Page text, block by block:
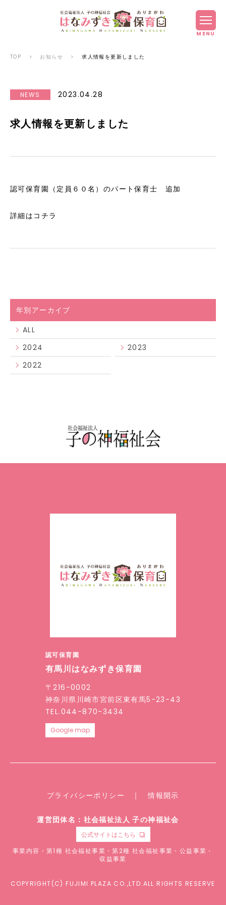
TOP > お知らせ > 求人情報を更新しました
NEWS 2023.04.28
求人情報を更新しました
認可保育園（定員６０名）のパート保育士 追加
詳細は コチラ
年別アーカイブ
ALL
2024
2023
2022
認可保育園
有馬川はなみずき保育園
〒216-0002
神奈川県川崎市宮前区東有馬5-23-43
TEL.044-870-3434
Google map
プライバシーポリシー ｜ 情報開示
運営団体名：社会福祉法人 子の神福祉会
公式サイトはこちら
事業内容・第1種 社会福祉事業・第2種 社会福祉事業・公益事業・
収益事業
COPYRIGHT(C) FUJIMI PLAZA CO.,LTD.ALL RIGHTS RESERVE
MENU